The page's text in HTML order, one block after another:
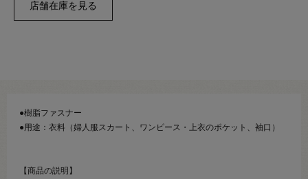
●樹脂ファスナー
●用途：衣料（婦人服スカート、ワンピース・上衣のポケット、袖口）
【商品の説明】